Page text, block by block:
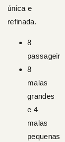
única e
refinada.
8
passageiros
8
malas
grandes
e 4
malas
pequenas